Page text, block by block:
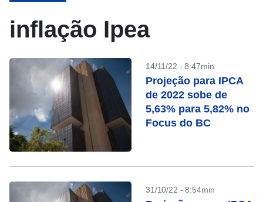
inflação Ipea
14/11/22 - 8:47min
Projeção para IPCA
de 2022 sobe de
5,63% para 5,82% no
Focus do BC
31/10/22 - 8:54min